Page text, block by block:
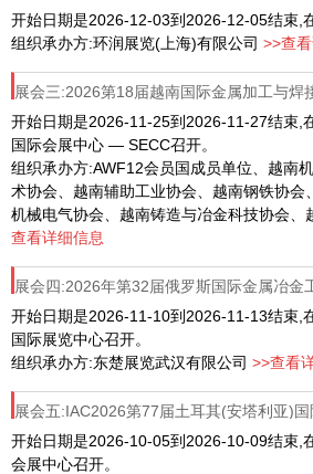
开始日期是2026-12-03到2026-12-05结束,
组织承办方:环润展览(上海)有限公司 >>查
展会三:2026第18届越南国际金属加工与焊
开始日期是2026-11-25到2026-11-27结束,
国际会展中心 — SECC召开。
组织承办方:AWF12会员国成员单位、越南
术协会、越南辅助工业协会、越南钢铁协会
机械电气协会、越南铸造与冶金科技协会、
查看详细信息
展会四:2026年第32届俄罗斯国际金属冶金
开始日期是2026-11-10到2026-11-13结束,
国际展览中心召开。
组织承办方:东楚展览武汉有限公司 >>查看
展会五:IAC2026第77届土耳其(安塔利亚)
开始日期是2026-10-05到2026-10-09结束,
会展中心召开。